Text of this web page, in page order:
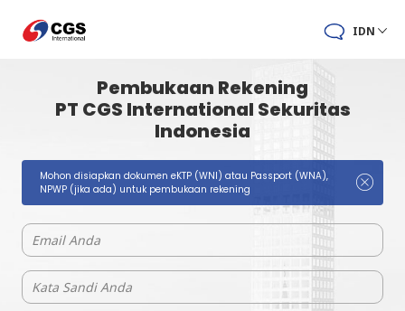
Pembukaan Rekening
PT CGS International Sekuritas
Indonesia
Mohon disiapkan dokumen eKTP (WNI) atau Passport (WNA),
NPWP (jika ada) untuk pembukaan rekening
IDN